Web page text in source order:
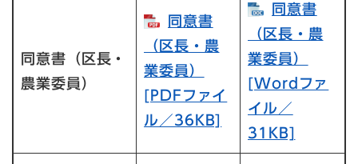
同意書（区長・
農業委員）
同意書
（区長・農
業委員）​
[PDFファイ
ル／36KB]
同意書
（区長・農
業委員）​
[Wordファ
イル／
31KB]